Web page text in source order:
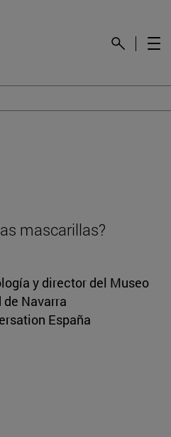
mascarillas?
y director del Museo
Navarra
España